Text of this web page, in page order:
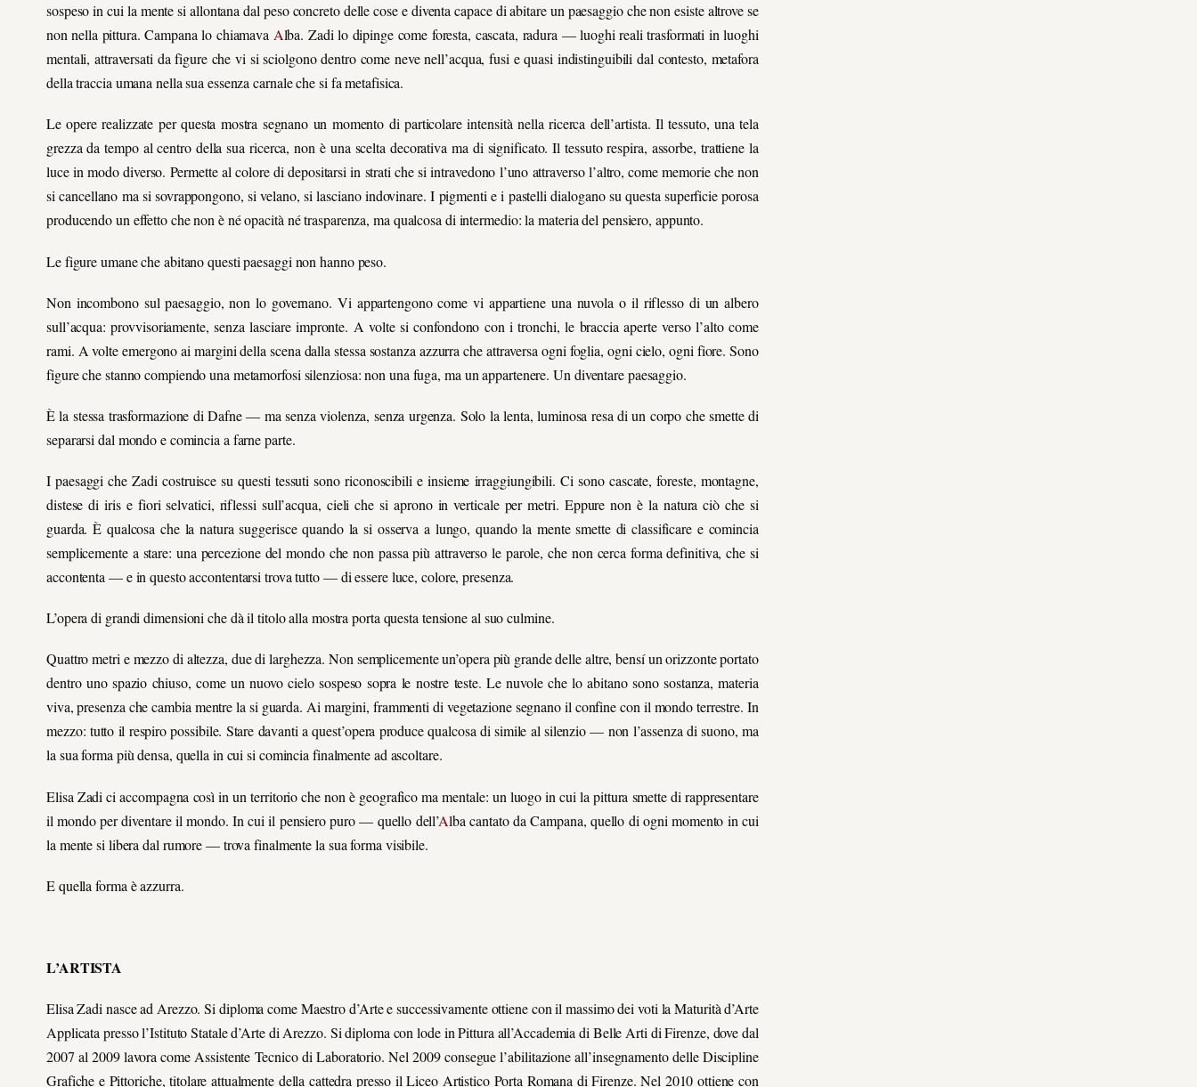
sospeso in cui la mente si allontana dal peso concreto delle cose e diventa capace di abitare un paesaggio che non esiste altrove se
non nella pittura. Campana lo chiamava Alba. Zadi lo dipinge come foresta, cascata, radura — luoghi reali trasformati in luoghi
mentali, attraversati da figure che vi si sciolgono dentro come neve nell’acqua, fusi e quasi indistinguibili dal contesto, metafora
della traccia umana nella sua essenza carnale che si fa metafisica.
Le opere realizzate per questa mostra segnano un momento di particolare intensità nella ricerca dell’artista. Il tessuto, una tela
grezza da tempo al centro della sua ricerca, non è una scelta decorativa ma di significato. Il tessuto respira, assorbe, trattiene la
luce in modo diverso. Permette al colore di depositarsi in strati che si intravedono l’uno attraverso l’altro, come memorie che non
si cancellano ma si sovrappongono, si velano, si lasciano indovinare. I pigmenti e i pastelli dialogano su questa superficie porosa
producendo un effetto che non è né opacità né trasparenza, ma qualcosa di intermedio: la materia del pensiero, appunto.
Le figure umane che abitano questi paesaggi non hanno peso.
Non incombono sul paesaggio, non lo governano. Vi appartengono come vi appartiene una nuvola o il riflesso di un albero
sull’acqua: provvisoriamente, senza lasciare impronte. A volte si confondono con i tronchi, le braccia aperte verso l’alto come
rami. A volte emergono ai margini della scena dalla stessa sostanza azzurra che attraversa ogni foglia, ogni cielo, ogni fiore. Sono
figure che stanno compiendo una metamorfosi silenziosa: non una fuga, ma un appartenere. Un diventare paesaggio.
È la stessa trasformazione di Dafne — ma senza violenza, senza urgenza. Solo la lenta, luminosa resa di un corpo che smette di
separarsi dal mondo e comincia a farne parte.
I paesaggi che Zadi costruisce su questi tessuti sono riconoscibili e insieme irraggiungibili. Ci sono cascate, foreste, montagne,
distese di iris e fiori selvatici, riflessi sull’acqua, cieli che si aprono in verticale per metri. Eppure non è la natura ciò che si
guarda. È qualcosa che la natura suggerisce quando la si osserva a lungo, quando la mente smette di classificare e comincia
semplicemente a stare: una percezione del mondo che non passa più attraverso le parole, che non cerca forma definitiva, che si
accontenta — e in questo accontentarsi trova tutto — di essere luce, colore, presenza.
L’opera di grandi dimensioni che dà il titolo alla mostra porta questa tensione al suo culmine.
Quattro metri e mezzo di altezza, due di larghezza. Non semplicemente un’opera più grande delle altre, bensí un orizzonte portato
dentro uno spazio chiuso, come un nuovo cielo sospeso sopra le nostre teste. Le nuvole che lo abitano sono sostanza, materia
viva, presenza che cambia mentre la si guarda. Ai margini, frammenti di vegetazione segnano il confine con il mondo terrestre. In
mezzo: tutto il respiro possibile. Stare davanti a quest’opera produce qualcosa di simile al silenzio — non l’assenza di suono, ma
la sua forma più densa, quella in cui si comincia finalmente ad ascoltare.
Elisa Zadi ci accompagna così in un territorio che non è geografico ma mentale: un luogo in cui la pittura smette di rappresentare
il mondo per diventare il mondo. In cui il pensiero puro — quello dell’Alba cantato da Campana, quello di ogni momento in cui
la mente si libera dal rumore — trova finalmente la sua forma visibile.
E quella forma è azzurra.
L’ARTISTA
Elisa Zadi nasce ad Arezzo. Si diploma come Maestro d’Arte e successivamente ottiene con il massimo dei voti la Maturità d’Arte
Applicata presso l’Istituto Statale d’Arte di Arezzo. Si diploma con lode in Pittura all’Accademia di Belle Arti di Firenze, dove dal
2007 al 2009 lavora come Assistente Tecnico di Laboratorio. Nel 2009 consegue l’abilitazione all’insegnamento delle Discipline
Grafiche e Pittoriche, titolare attualmente della cattedra presso il Liceo Artistico Porta Romana di Firenze. Nel 2010 ottiene con